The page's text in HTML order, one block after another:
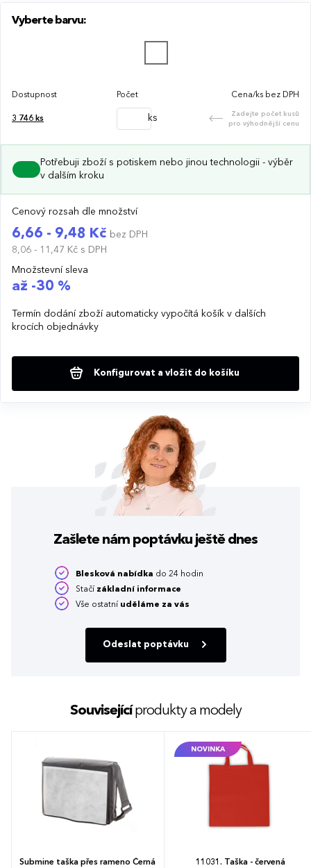
Vyberte barvu:
Dostupnost Počet Cena/ks bez DPH
3 746 ks ks
Zadejte počet kusů
pro výhodnější cenu
Potřebuji zboží s potiskem nebo jinou technologii - výběr
v dalším kroku
Cenový rozsah dle množství
6,66 - 9,48 Kč bez DPH
8,06 - 11,47 Kč s DPH
Množstevní sleva
až -30 %
Termín dodání zboží automaticky vypočítá košík v dalších
krocích objednávky
Konfigurovat a vložit do košíku
Zašlete nám poptávku ještě dnes
Blesková nabídka do 24 hodin
Stačí základní informace
Vše ostatní uděláme za vás
Odeslat poptávku
Souvisejícíprodukty a modely
Submine taška přes rameno Černá
NOVINKA
11031. Taška - červená